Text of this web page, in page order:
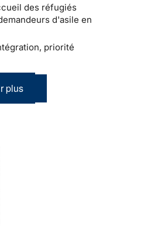
des réfugiés
d'asile en
priorité
plus